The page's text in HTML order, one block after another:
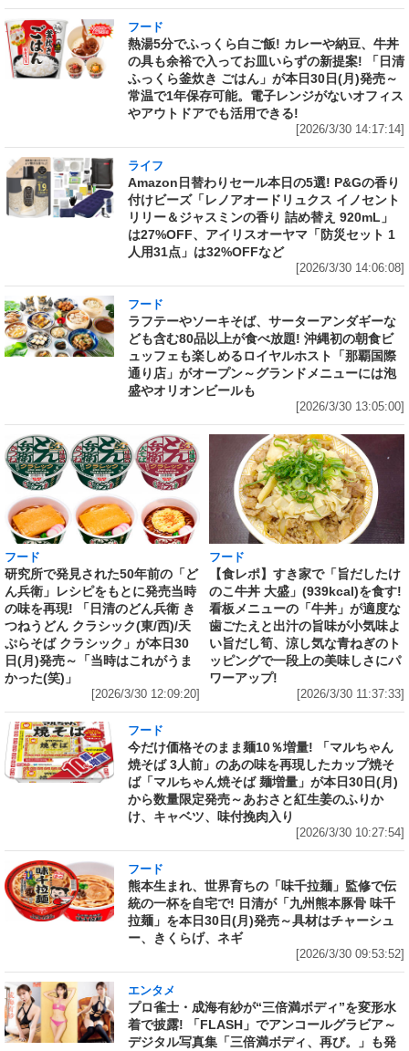
フード
熱湯5分でふっくら白ご飯! カレーや納豆、牛丼
の具も余裕で入ってお皿いらずの新提案! 「日清
ふっくら釜炊き ごはん」が本日30日(月)発売～
常温で1年保存可能。電子レンジがないオフィス
やアウトドアでも活用できる!
[2026/3/30 14:17:14]
ライフ
Amazon日替わりセール本日の5選! P&Gの香り
付けビーズ「レノアオードリュクス イノセント
リリー＆ジャスミンの香り 詰め替え 920mL」
は27%OFF、アイリスオーヤマ「防災セット 1
人用31点」は32%OFFなど
[2026/3/30 14:06:08]
フード
ラフテーやソーキそば、サーターアンダギーな
ども含む80品以上が食べ放題! 沖縄初の朝食ビ
ュッフェも楽しめるロイヤルホスト「那覇国際
通り店」がオープン～グランドメニューには泡
盛やオリオンビールも
[2026/3/30 13:05:00]
フード
研究所で発見された50年前の「ど
ん兵衛」レシピをもとに発売当時
の味を再現! 「日清のどん兵衛 き
つねうどん クラシック(東/西)/天
ぷらそば クラシック」が本日30
日(月)発売～「当時はこれがうま
かった(笑)」
[2026/3/30 12:09:20]
フード
【食レポ】すき家で「旨だしたけ
のこ牛丼 大盛」(939kcal)を食す!
看板メニューの「牛丼」が適度な
歯ごたえと出汁の旨味が小気味よ
い旨だし筍、涼し気な青ねぎのト
ッピングで一段上の美味しさにパ
ワーアップ!
[2026/3/30 11:37:33]
フード
今だけ価格そのまま麺10％増量! 「マルちゃん
焼そば 3人前」のあの味を再現したカップ焼そ
ば「マルちゃん焼そば 麺増量」が本日30日(月)
から数量限定発売～あおさと紅生姜のふりか
け、キャベツ、味付挽肉入り
[2026/3/30 10:27:54]
フード
熊本生まれ、世界育ちの「味千拉麺」監修で伝
統の一杯を自宅で! 日清が「九州熊本豚骨 味千
拉麺」を本日30日(月)発売～具材はチャーシュ
ー、きくらげ、ネギ
[2026/3/30 09:53:52]
エンタメ
プロ雀士・成海有紗が“三倍満ボディ”を変形水
着で披露! 「FLASH」でアンコールグラビア～
デジタル写真集「三倍満ボディ、再び。」も発